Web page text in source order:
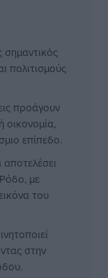
σημαντικός
πολιτισμούς
προάγουν
οικονομία,
επίπεδο.
με
του
στην